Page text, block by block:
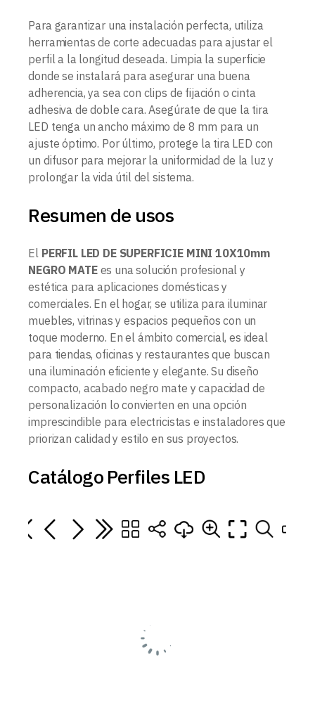
Para garantizar una instalación perfecta, utiliza
herramientas de corte adecuadas para ajustar el
perfil a la longitud deseada. Limpia la superficie
donde se instalará para asegurar una buena
adherencia, ya sea con clips de fijación o cinta
adhesiva de doble cara. Asegúrate de que la tira
LED tenga un ancho máximo de 8 mm para un
ajuste óptimo. Por último, protege la tira LED con
un difusor para mejorar la uniformidad de la luz y
prolongar la vida útil del sistema.
Resumen de usos
El PERFIL LED DE SUPERFICIE MINI 10X10mm
NEGRO MATEes una solución profesional y
estética para aplicaciones domésticas y
comerciales. En el hogar, se utiliza para iluminar
muebles, vitrinas y espacios pequeños con un
toque moderno. En el ámbito comercial, es ideal
para tiendas, oficinas y restaurantes que buscan
una iluminación eficiente y elegante. Su diseño
compacto, acabado negro mate y capacidad de
personalización lo convierten en una opción
imprescindible para electricistas e instaladores que
priorizan calidad y estilo en sus proyectos.
Catálogo Perfiles LED